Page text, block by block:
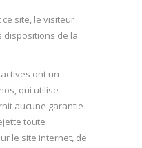
site, le visiteur
dispositions de la
ont un
qui utilise
aucune garantie
toute
le site internet, de